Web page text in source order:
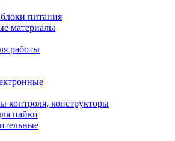
питания
материалы
работы
контроля, конструкторы
пайки